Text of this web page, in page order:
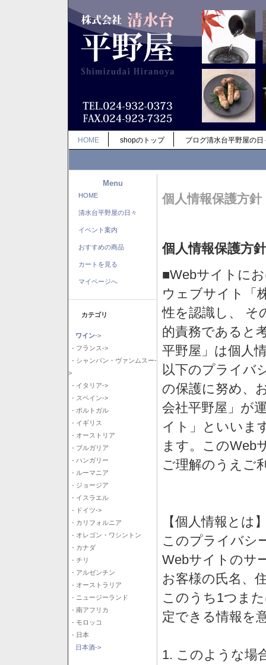
HOME shopのトップ ブログ清水台平野屋の日
Menu
HOME
清水台平野屋の日々
イベント案内
おすすめの商品
カートを見る
マイページへ
カテゴリ
ワイン->
- フランス->
- シャンパン・ヴァンムスー-
>
- イタリア->
- スペイン->
- ポルトガル
- イギリス
- オーストリア
- ブルガリア
- ハンガリー
- ルーマニア
- ジョージア
- イスラエル
- ドイツ->
- カリフォルニア
- オレゴン・ワシントン
- カナダ
- チリ
- アルゼンチン
- オーストラリア
- ニュージーランド
- 南アフリカ
- モロッコ
- 日本
日本酒->
個人情報保護方針
個人情報保護方針
■Webサイトに
ウェブサイト「
性を認識し、 そ
的責務であると
平野屋」は個人
以下のプライバ
の保護に努め、
会社平野屋」が
イト」といいま
ます。このWeb
ご理解のうえご
【個人情報とは
このプライバシ
Webサイトのサ
お客様の氏名、
このうち1つま
定できる情報を
1. このような場